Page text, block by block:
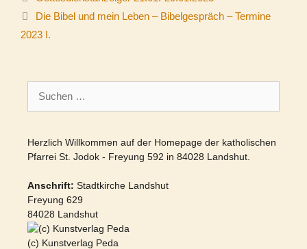
Die Bibel und mein Leben – Bibelgespräch – Termine
2023 I.
nach:
Herzlich Willkommen auf der Homepage der katholischen
Pfarrei St. Jodok - Freyung 592 in 84028 Landshut.
Anschrift: Stadtkirche Landshut
Freyung 629
84028 Landshut
(c) Kunstverlag Peda